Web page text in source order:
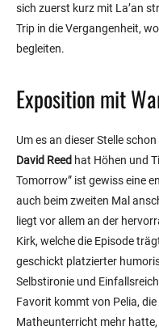
sich zuerst kurz mit La’an
Trip in die Vergangenheit,
begleiten.
Exposition mit
Um es an dieser Stelle
David Reed hat Höhen und
Tomorrow” ist gewiss eine
auch beim zweiten Mal
liegt vor allem an der
Kirk, welche die Episode
geschickt platzierter
Selbstironie und
Favorit kommt von Pelia,
Matheunterricht mehr hatte,